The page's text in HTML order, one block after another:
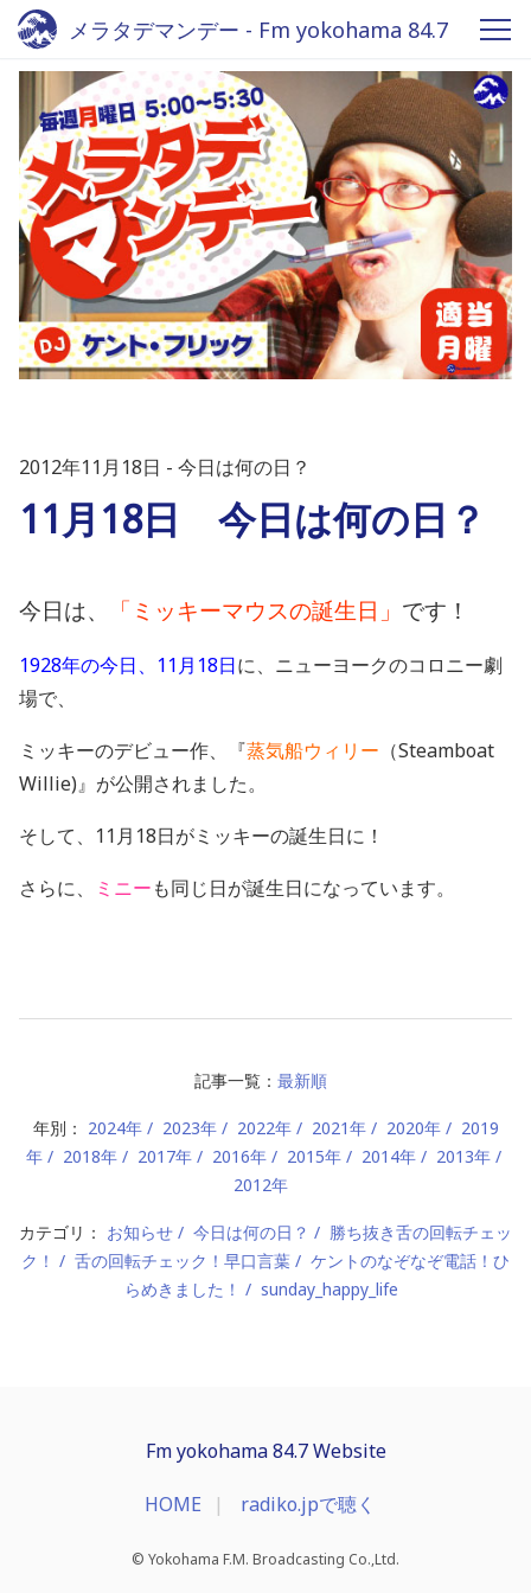
メラタデマンデー - Fm yokohama 84.7
2012年11月18日 今日は何の日？
11月18日 今日は何の日？
今日は、 「ミッキーマウスの誕生日」 です！
1928年の今日、11月18日に、ニューヨークのコロニー劇
場で、
ミッキーのデビュー作、『蒸気船ウィリー （Steamboat
Willie)』が公開されました。
そして、11月18日がミッキーの誕生日に！
さらに、
ミニーも同じ日が誕生日になっています。
記事一覧： 最新順
年別： 2024年 2023年 2022年 2021年 2020年
2019
年
2018年 2017年 2016年 2015年 2014年
2013年
2012年
カテゴリ： お知らせ 今日は何の日？
勝ち抜き舌の回転チェッ
ク！
舌の回転チェック！早口言葉
ケントのなぞなぞ電話！ひ
らめきました！
sunday_happy_life
Fm yokohama 84.7 Website
HOME radiko.jpで聴く
© Yokohama F.M. Broadcasting Co.,Ltd.